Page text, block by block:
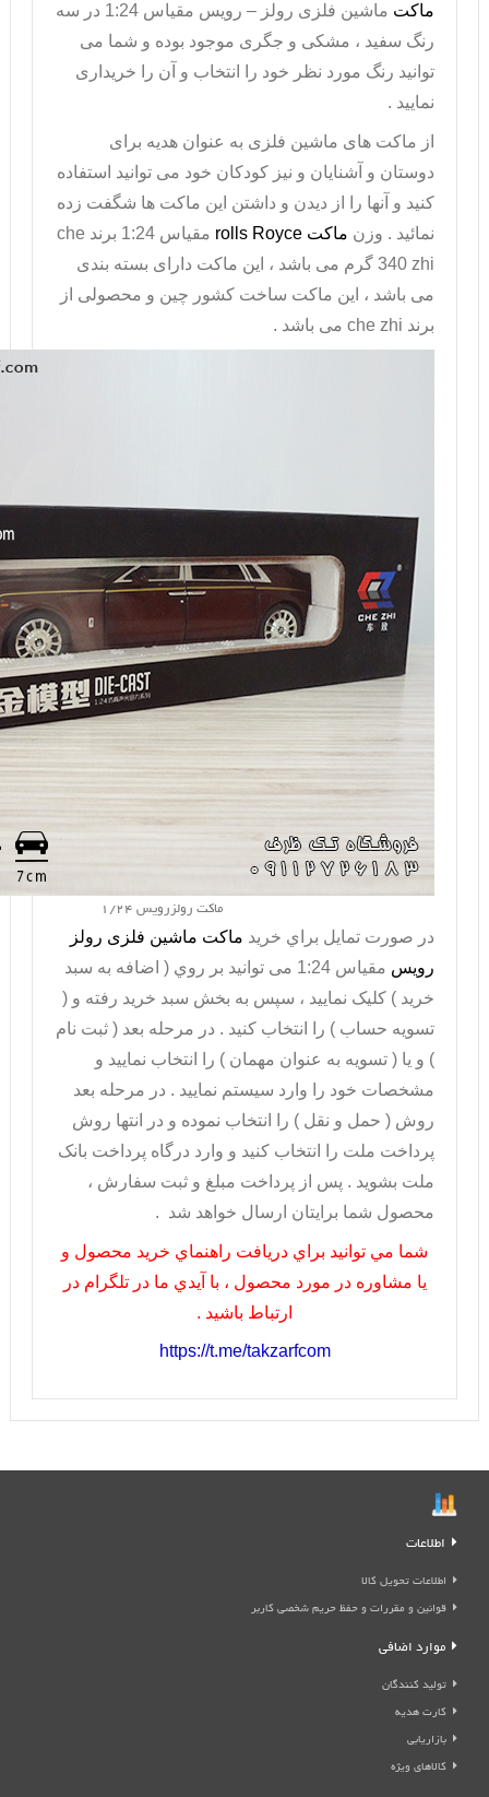
ماکت
ماشین فلزی رولز – رویس مقیاس 1:24 در سه
رنگ سفید ، مشکی و جگری موجود بوده و شما می
توانید رنگ مورد نظر خود را انتخاب و آن را خریداری
نمایید .
از ماکت های ماشین فلزی به عنوان هدیه برای
دوستان و آشنایان و نیز کودکان خود می توانید استفاده
کنید و آنها را از دیدن و داشتن این ماکت ها شگفت زده
نمائید . وزن ماکت rolls Royce مقیاس 1:24 برند
che
zhi
340 گرم می باشد ، این ماکت دارای بسته بندی
می باشد ، این ماکت ساخت کشور چین و محصولی از
برند che zhi می باشد .
ماکت رولزرویس 1/24
در صورت تمايل براي خريد ماکت ماشین فلزی رولز
رویس
مقیاس 1:24 می توانيد بر روي ( اضافه به سبد
خريد ) کليک نماييد ، سپس به بخش سبد خريد رفته و (
تسويه حساب ) را انتخاب کنيد . در مرحله بعد ( ثبت نام
) و يا ( تسويه به عنوان مهمان ) را انتخاب نماييد و
مشخصات خود را وارد سيستم نماييد . در مرحله بعد
روش ( حمل و نقل ) را انتخاب نموده و در انتها روش
پرداخت ملت را انتخاب کنيد و وارد درگاه پرداخت بانک
ملت بشويد . پس از پرداخت مبلغ و ثبت سفارش ،
محصول شما برايتان ارسال خواهد شد .
شما مي توانيد براي دريافت راهنماي خريد محصول و
يا مشاوره در مورد محصول ، با آيدي ما در تلگرام در
ارتباط باشيد .
https://t.me/takzarfcom
اطلاعات
اطلاعات تحویل کالا
قوانین و مقررات و حفظ حریم شخصی کاربر
موارد اضافی
تولید کنندگان
کارت هدیه
بازاریابی
کالاهای ویژه